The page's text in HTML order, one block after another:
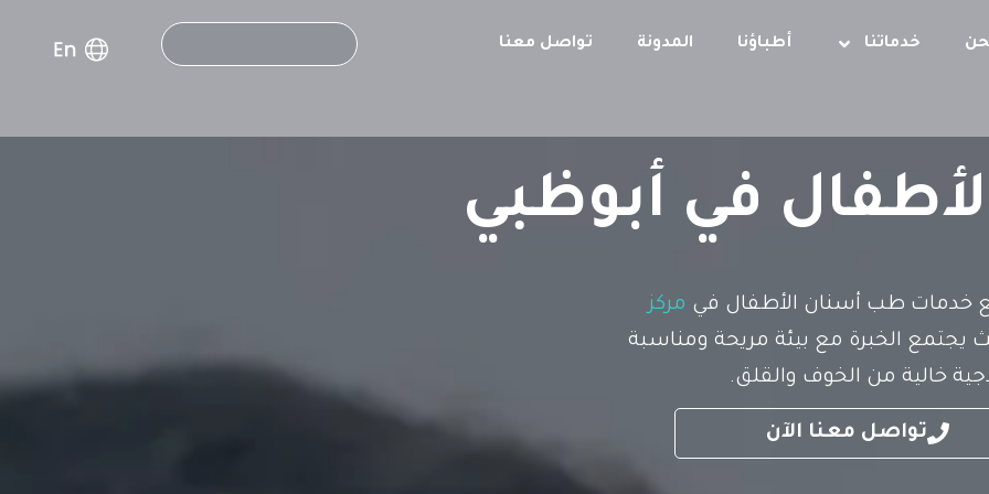
خدماتنا أطباؤنا المدونة تواصل معنا
Search
في أبوظبي
خدمات طب أسنان الأطفال في مركز
يجتمع الخبرة مع بيئة مريحة ومناسبة
خالية من الخوف والقلق.
تواصل معنا الآن